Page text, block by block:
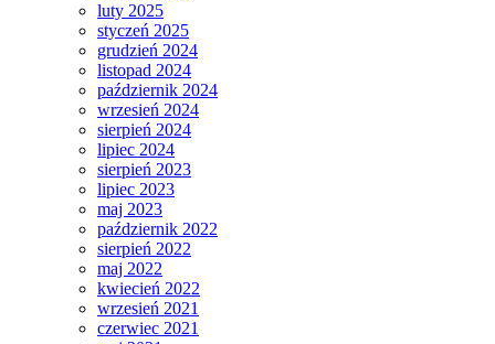
luty 2025
styczeń 2025
grudzień 2024
listopad 2024
październik 2024
wrzesień 2024
sierpień 2024
lipiec 2024
sierpień 2023
lipiec 2023
maj 2023
październik 2022
sierpień 2022
maj 2022
kwiecień 2022
wrzesień 2021
czerwiec 2021